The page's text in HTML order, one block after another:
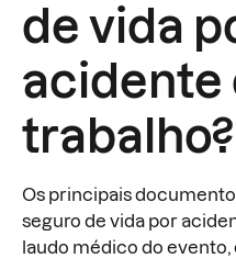
de vida
acidente
trabalho?
Os principais
seguro de vida por
laudo médico do